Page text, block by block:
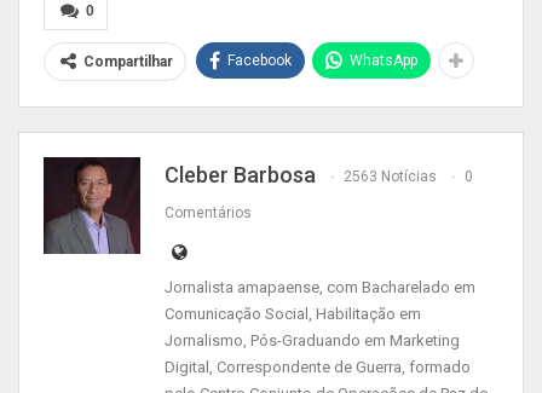
0
Compartilhar Facebook WhatsApp
Cleber Barbosa 2563 Notícias 0
Comentários
Jornalista amapaense, com Bacharelado em
Comunicação Social, Habilitação em
Jornalismo, Pós-Graduando em Marketing
Digital, Correspondente de Guerra, formado